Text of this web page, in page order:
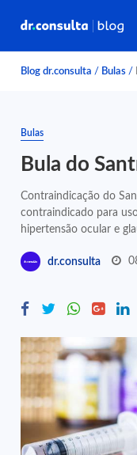
Blog dr.consulta / Bulas /
Bulas
Bula do
Contraindicação do
contraindicado para
hipertensão ocular e
dr.consulta